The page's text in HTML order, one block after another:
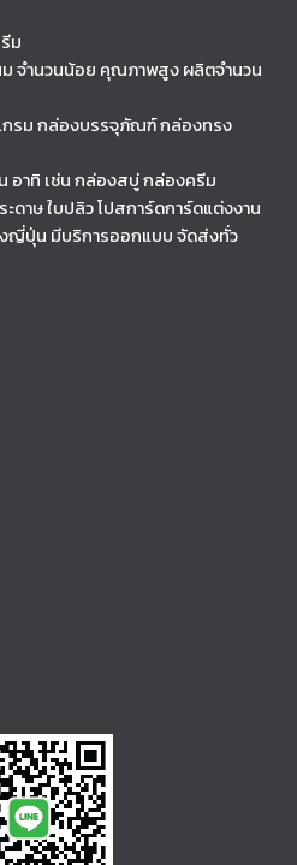
ม
ม จำนวนน้อย คุณภาพสูง ผลิตจำนวน
กรม กล่องบรรจุภัณฑ์ กล่องทรง
อาทิ เช่น กล่องสบู่ กล่องครีม
ดาษ ใบปลิว โปสการ์ดการ์ดแต่งงาน
งญี่ปุ่น มีบริการออกแบบ จัดส่งทั่ว